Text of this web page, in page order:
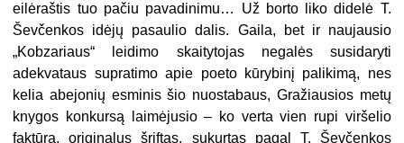
eilėraštis tuo pačiu pavadinimu… Už borto liko didelė T.
Ševčenkos idėjų pasaulio dalis. Gaila, bet ir naujausio
„Kobzariaus“ leidimo skaitytojas negalės susidaryti
adekvataus supratimo apie poeto kūrybinį palikimą, nes
kelia abejonių esminis šio nuostabaus, Gražiausios metų
knygos konkursą laimėjusio – ko verta vien rupi viršelio
faktūra, originalus šriftas, sukurtas pagal T. Ševčenkos